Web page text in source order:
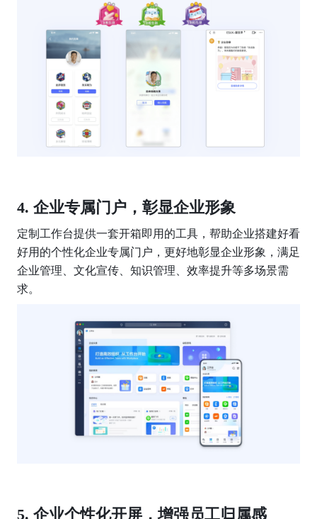
企业专属门户，彰显企业形象
定制工作台提供一套开箱即用的工具，帮助企业搭建好看
好用的个性化企业专属门户，更好地彰显企业形象，满足
企业管理、文化宣传、知识管理、效率提升等多场景需
求。
企业个性化开屏，增强员工归属感